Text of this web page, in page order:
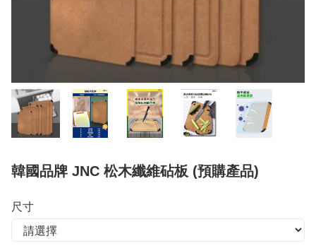
韓國品牌 JNC 松木纖維砧板 (預購產品)
尺寸